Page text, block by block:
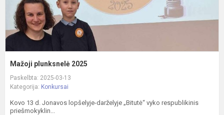
Mažoji plunksnelė 2025
Paskelbta: 2025-03-13
Kategorija: Konkursai
Kovo 13 d. Jonavos lopšelyje-darželyje „Bitutė“ vyko respublikinis
priešmokyklin...